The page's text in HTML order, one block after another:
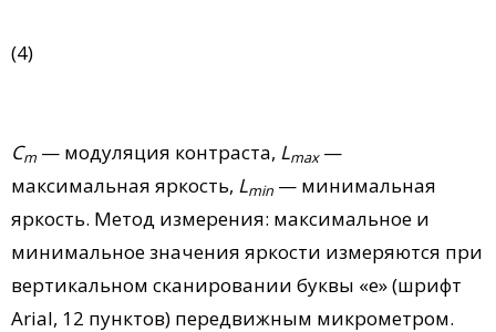
(4)
Cm — модуляция контраста, Lmax—
максимальная яркость, Lmin — минимальная
яркость. Метод измерения: максимальное и
минимальное значения яркости измеряются при
вертикальном сканировании буквы «е» (шрифт
Arial, 12 пунктов) передвижным микрометром.